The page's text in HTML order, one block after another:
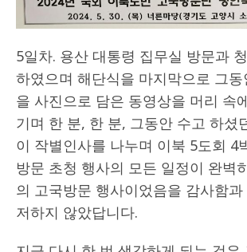
5일차. 용산 대통령 집무실 방문과
하였으며 해단식을 마지막으로 그
을 사진으로 담은 동영상을 머리 속
기며 한 분, 한 분, 그동안 수고 하셨
이 작별인사를 나누며 이북 5도회 4
방문 초청 행사의 모든 일정이 완벽
의 고국방문 행사이었음을 감사함
저하지 않았답니다.